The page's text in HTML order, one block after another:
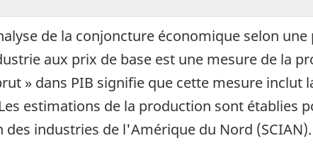
de la conjoncture économique selon une
aux prix de base est une mesure de la
» dans PIB signifie que cette mesure inclut
estimations de la production sont établies
industries de l'Amérique du Nord (SCIAN).